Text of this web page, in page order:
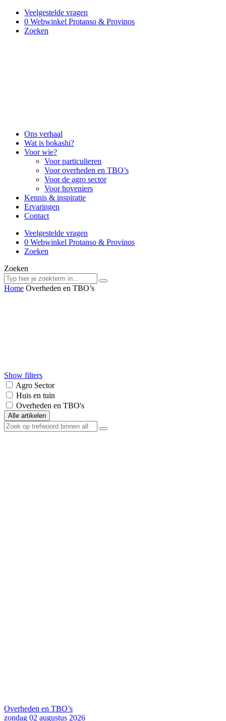
Veelgestelde vragen
0 Webwinkel Protanso & Provinos
Zoeken
Ons verhaal
Wat is bokashi?
Voor wie?
Voor particulieren
Voor overheden en TBO’s
Voor de agro sector
Voor hoveniers
Kennis & inspiratie
Ervaringen
Contact
Veelgestelde vragen
0 Webwinkel Protanso & Provinos
Zoeken
Zoeken
Home Overheden en TBO’s
Show filters
Agro Sector
Huis en tuin
Overheden en TBO's
Alle artikelen
Overheden en TBO’s
zondag 02 augustus 2026